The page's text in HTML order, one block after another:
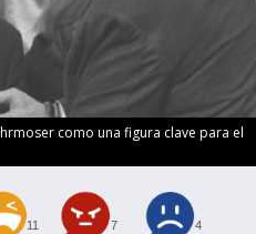
como una figura clave para el
11 7 4